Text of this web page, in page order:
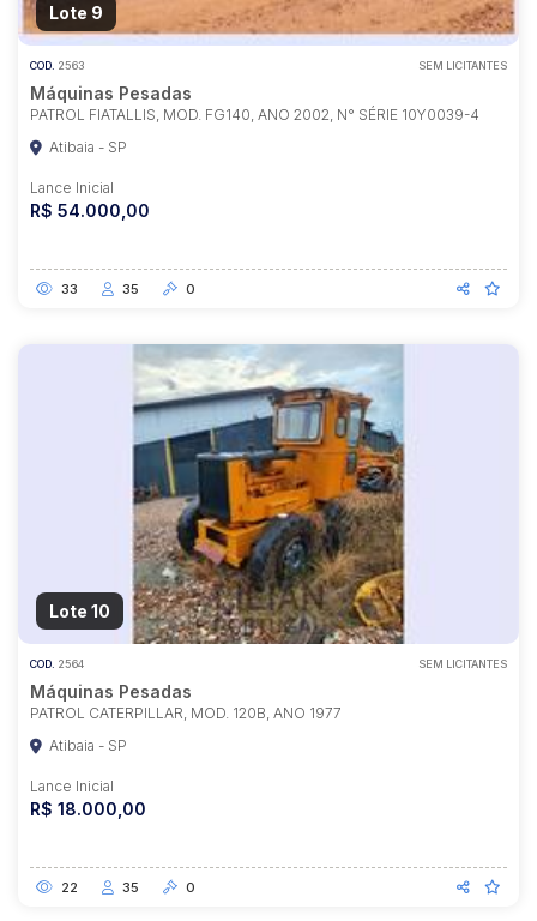
Lote 9
COD. 2563 SEM LICITANTES
Máquinas Pesadas
PATROL FIATALLIS, MOD. FG140, ANO 2002, N° SÉRIE 10Y0039-4
Atibaia - SP
Lance Inicial
R$ 54.000,00
33 35 0
Lote 10
COD. 2564 SEM LICITANTES
Máquinas Pesadas
PATROL CATERPILLAR, MOD. 120B, ANO 1977
Atibaia - SP
Lance Inicial
R$ 18.000,00
22 35 0